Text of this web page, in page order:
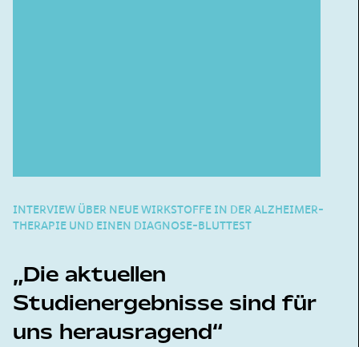
INTERVIEW ÜBER NEUE WIRKSTOFFE IN DER ALZHEIMER-
THERAPIE UND EINEN DIAGNOSE-BLUTTEST
Die aktuellen
Studienergebnisse sind für
uns herausragend